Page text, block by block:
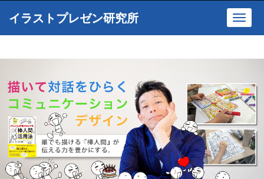
イラストプレゼン研究所